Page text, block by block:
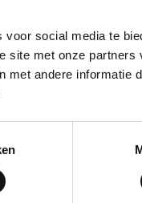
social media te
site met onze partners
met andere informatie